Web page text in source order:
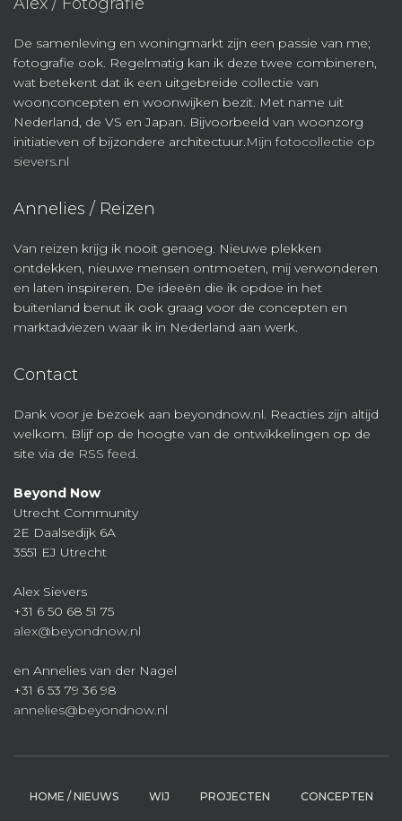
De samenleving en woningmarkt zijn een passie van me;
fotografie ook. Regelmatig kan ik deze twee combineren,
wat betekent dat ik een uitgebreide collectie van
woonconcepten en woonwijken bezit. Met name uit
Nederland, de VS en Japan. Bijvoorbeeld van woonzorg
initiatieven of bijzondere architectuur.Mijn fotocollectie op
sievers.nl
Annelies / Reizen
Van reizen krijg ik nooit genoeg. Nieuwe plekken
ontdekken, nieuwe mensen ontmoeten, mij verwonderen
en laten inspireren. De ideeën die ik opdoe in het
buitenland benut ik ook graag voor de concepten en
marktadviezen waar ik in Nederland aan werk.
Contact
Dank voor je bezoek aan beyondnow.nl. Reacties zijn altijd
welkom. Blijf op de hoogte van de ontwikkelingen op de
site via de RSS feed.
Beyond Now
Utrecht Community
2E Daalsedijk 6A
3551 EJ Utrecht
Alex Sievers
+31 6 50 68 51 75
alex@beyondnow.nl
en Annelies van der Nagel
+31 6 53 79 36 98
annelies@beyondnow.nl
HOME / NIEUWS WIJ PROJECTEN CONCEPTEN